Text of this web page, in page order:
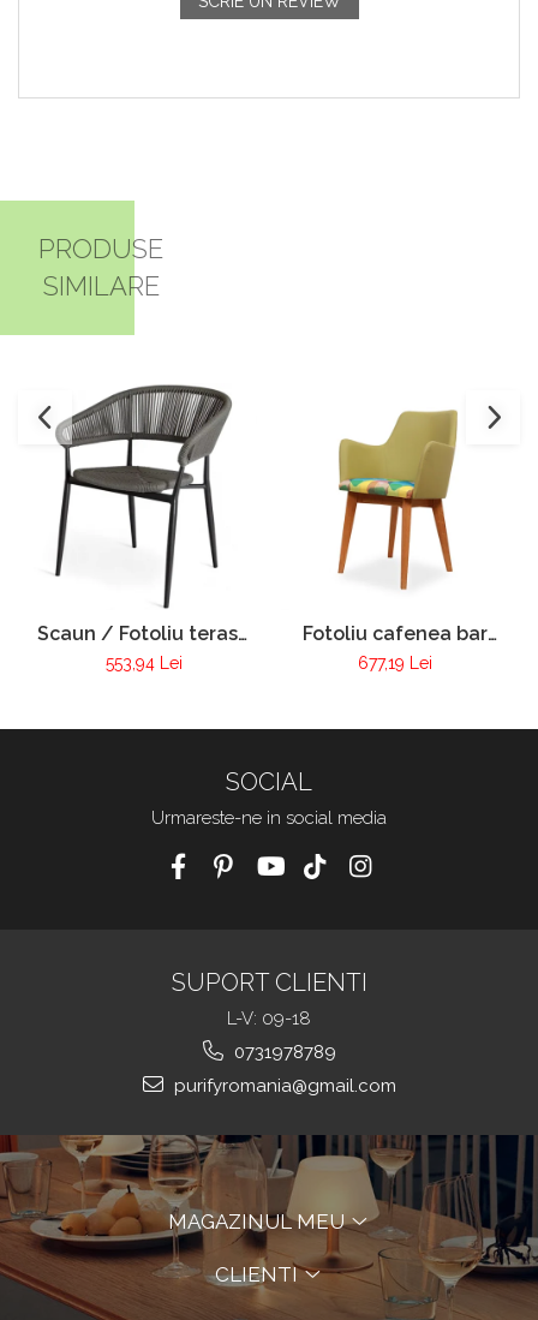
PRODUSE
SIMILARE
Scaun / Fotoliu terasa
VIctoria
553,94 Lei
Fotoliu cafenea bar
club tapitat cadru lemn
677,19 Lei
SOCIAL
Urmareste-ne in social media
SUPORT CLIENTI
L-V: 09-18
0731978789
purifyromania@gmail.com
MAGAZINUL MEU
CLIENTI